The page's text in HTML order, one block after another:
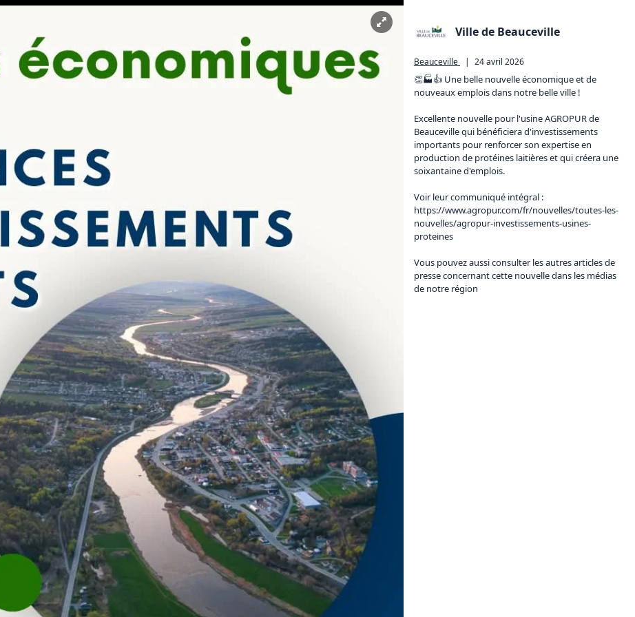
Ville de Beauceville
Beauceville | 24 avril 2026
👏🏭👍 Une belle nouvelle économique et de
nouveaux emplois dans notre belle ville !
Excellente nouvelle pour l'usine AGROPUR de
Beauceville qui bénéficiera d'investissements
importants pour renforcer son expertise en
production de protéines laitières et qui créera une
soixantaine d'emplois.
https://www.agropur.com/fr/nouvelles/toutes-les-
nouvelles/agropur-investissements-usines-
proteines
Vous pouvez aussi consulter les autres articles de
presse concernant cette nouvelle dans les médias
de notre région